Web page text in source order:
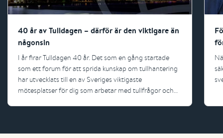
40 år av Tulldagen – därför är den viktigare än
någonsin
I år firar Tulldagen 40 år. Det som en gång startade
som ett forum för att sprida kunskap om tullhantering
har utvecklats till en av Sveriges viktigaste
mötesplatser för dig som arbetar med tullfrågor och